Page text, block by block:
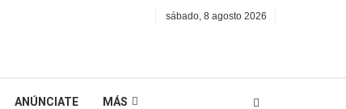
sábado, 8 agosto 2026
ANÚNCIATE MÁS